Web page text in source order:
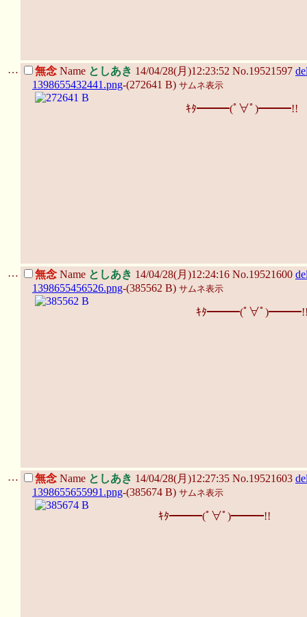
… 無念 Name としあき 14/04/28(月)12:23:52 No.19521597
1398655432441.png-(272641 B) サムネ表示
ｷﾀ━━━(ﾟ∀ﾟ)━━━!!
… 無念 Name としあき 14/04/28(月)12:24:16 No.19521600
1398655456526.png-(385562 B) サムネ表示
ｷﾀ━━━(ﾟ∀ﾟ
… 無念 Name としあき 14/04/28(月)12:27:35 No.19521603
1398655655991.png-(385674 B) サムネ表示
ｷﾀ━━━(ﾟ∀ﾟ)━━━!!